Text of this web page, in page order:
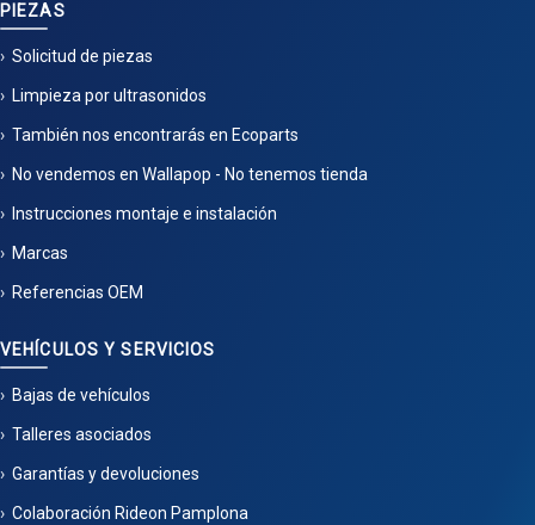
PIEZAS
Solicitud de piezas
Limpieza por ultrasonidos
También nos encontrarás en Ecoparts
No vendemos en Wallapop - No tenemos tienda
Instrucciones montaje e instalación
Marcas
Referencias OEM
VEHÍCULOS Y SERVICIOS
Bajas de vehículos
Talleres asociados
Garantías y devoluciones
Colaboración Rideon Pamplona